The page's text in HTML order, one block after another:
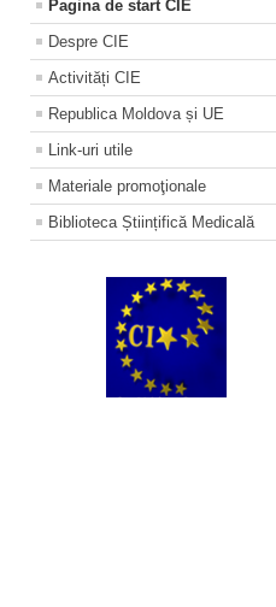
Pagina de start CIE
Despre CIE
Activități CIE
Republica Moldova și UE
Link-uri utile
Materiale promoţionale
Biblioteca Științifică Medicală